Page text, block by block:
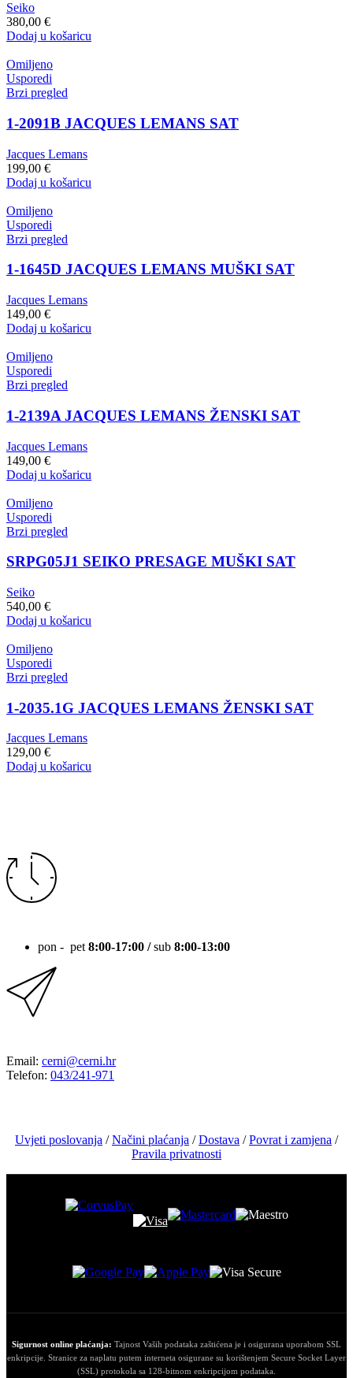
Seiko
380,00 €
Dodaj u košaricu
Omiljeno
Usporedi
Brzi pregled
1-2091B JACQUES LEMANS SAT
Jacques Lemans
199,00 €
Dodaj u košaricu
Omiljeno
Usporedi
Brzi pregled
1-1645D JACQUES LEMANS MUŠKI SAT
Jacques Lemans
149,00 €
Dodaj u košaricu
Omiljeno
Usporedi
Brzi pregled
1-2139A JACQUES LEMANS ŽENSKI SAT
Jacques Lemans
149,00 €
Dodaj u košaricu
Omiljeno
Usporedi
Brzi pregled
SRPG05J1 SEIKO PRESAGE MUŠKI SAT
Seiko
540,00 €
Dodaj u košaricu
Omiljeno
Usporedi
Brzi pregled
1-2035.1G JACQUES LEMANS ŽENSKI SAT
Jacques Lemans
129,00 €
Dodaj u košaricu
pon - pet 8:00-17:00 /sub 8:00-13:00
Email: cerni@cerni.hr
Telefon: 043/241-971
Uvjeti poslovanja /Načini plaćanja /Dostava /Povrat i zamjena /
Pravila privatnosti
Sigurnost online plaćanja: Tajnost Vaših podataka zaštićena je i osigurana uporabom SSL
enkripcije. Stranice za naplatu putem interneta osigurane su korištenjem Secure Socket Layer
(SSL) protokola sa 128-bitnom enkripcijom podataka.